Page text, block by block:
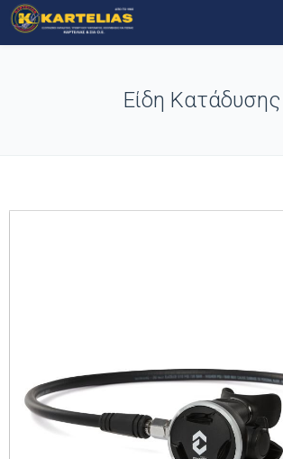
Είδη Κατάδυσης